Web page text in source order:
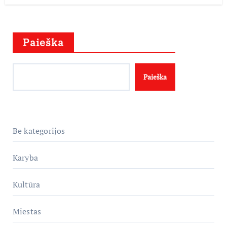
Paieška
Paieška
Be kategorijos
Karyba
Kultūra
Miestas